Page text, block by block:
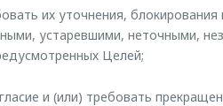
их уточнения, блокирования
устаревшими, неточными,
Целей;
и (или) требовать